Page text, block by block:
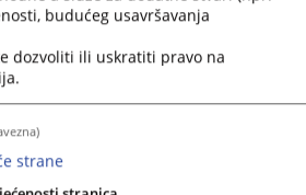
budućeg usavršavanja
dozvoliti ili uskratiti pravo na
strane